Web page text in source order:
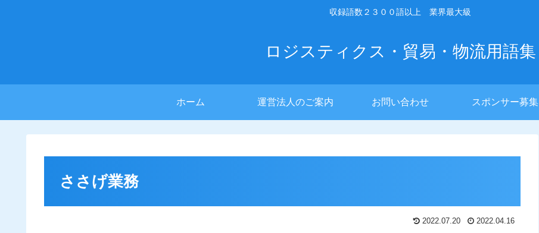
収録語数２３００語以上 業界最大級
ロジスティクス・貿易・物流用語集
ホーム 運営法人のご案内 お問い合わせ スポンサー募集
ささげ業務
2022.07.20 2022.04.16